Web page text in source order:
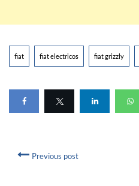
fiat fiat electricos fiat grizzly
Previous post